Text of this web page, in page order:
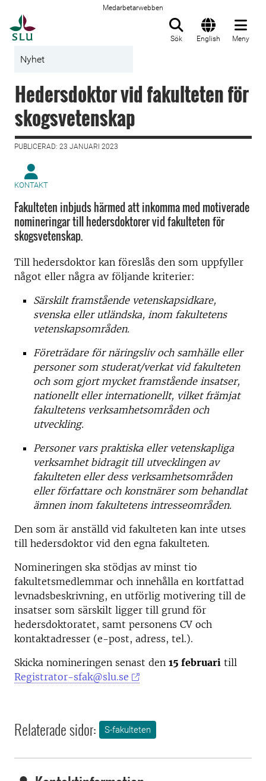
Medarbetarwebben
Sök English Meny
Nyhet
Hedersdoktor vid fakulteten för
skogsvetenskap
PUBLICERAD: 23 JANUARI 2023
KONTAKT
Fakulteten inbjuds härmed att inkomma med motiverade
nomineringar till hedersdoktorer vid fakulteten för
skogsvetenskap.
Till hedersdoktor kan föreslås den som uppfyller
något eller några av följande kriterier:
Särskilt framstående vetenskapsidkare,
svenska eller utländska, inom fakultetens
vetenskapsområden.
Företrädare för näringsliv och samhälle eller
personer som studerat/verkat vid fakulteten
och som gjort mycket framstående insatser,
nationellt eller internationellt, vilket främjat
fakultetens verksamhetsområden och
utveckling.
Personer vars praktiska eller vetenskapliga
verksamhet bidragit till utvecklingen av
fakulteten eller dess verksamhetsområden
eller författare och konstnärer som behandlat
ämnen inom fakultetens intresseområden.
Den som är anställd vid fakulteten kan inte utses
till hedersdoktor vid den egna fakulteten.
Nomineringen ska stödjas av minst tio
fakultetsmedlemmar och innehålla en kortfattad
levnadsbeskrivning, en utförlig motivering till de
insatser som särskilt ligger till grund för
hedersdoktoratet, samt personens CV och
kontaktadresser (e-post, adress, tel.).
Skicka nomineringen senast den 15 februari till
Registrator-sfak@slu.se
Relaterade sidor: S-fakulteten